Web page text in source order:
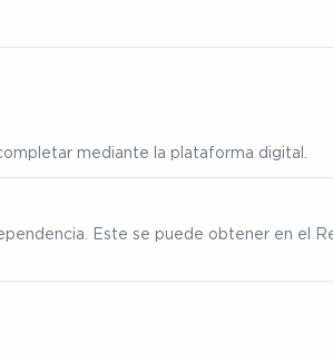
mediante la plataforma digital.
Este se puede obtener en el